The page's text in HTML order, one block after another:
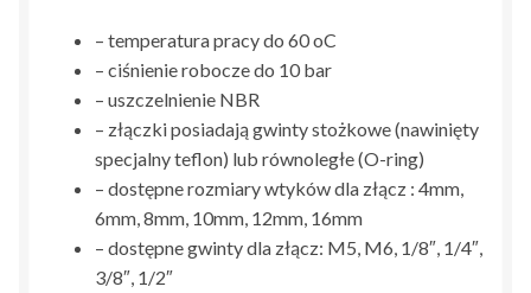
– temperatura pracy do 60 oC
– ciśnienie robocze do 10 bar
– uszczelnienie NBR
– złączki posiadają gwinty stożkowe (nawinięty
specjalny teflon) lub równoległe (O-ring)
– dostępne rozmiary wtyków dla złącz : 4mm,
6mm, 8mm, 10mm, 12mm, 16mm
– dostępne gwinty dla złącz: M5, M6, 1/8″, 1/4″,
3/8″, 1/2″